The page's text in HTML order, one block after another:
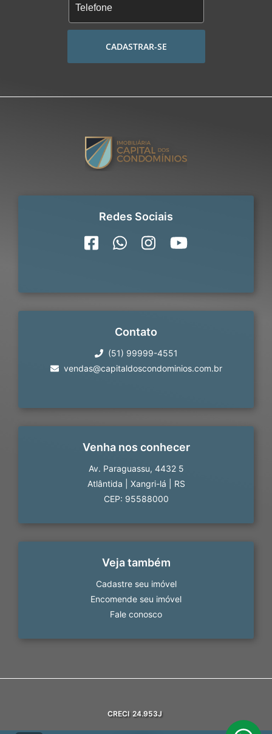
CADASTRAR-SE
Redes Sociais
Contato
(51) 99999-4551
vendas@capitaldoscondominios.com.br
Venha nos conhecer
Av. Paraguassu, 4432 5
Atlântida
Xangri-lá
RS
CEP: 95588000
Veja também
Cadastre seu imóvel
Encomende seu imóvel
Fale conosco
CRECI 24.953J